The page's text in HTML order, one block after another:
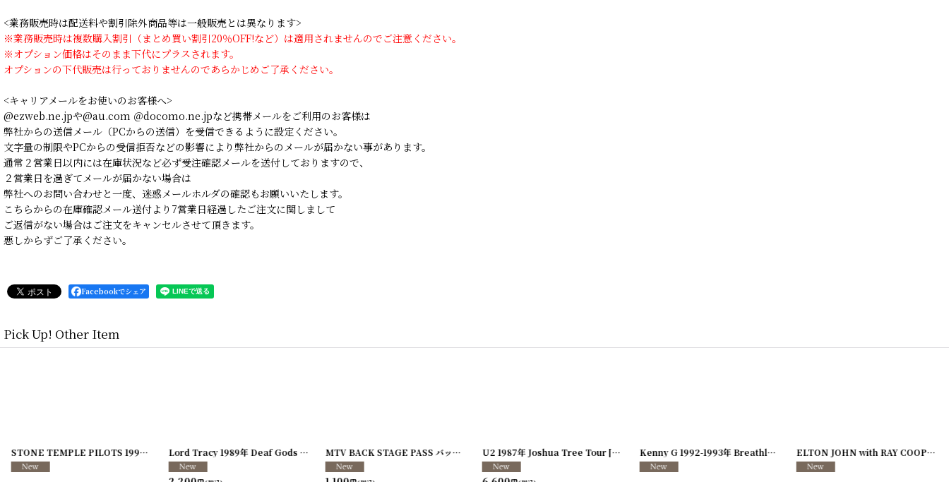
<業務販売時は配送料や割引除外商品等は一般販売とは異なります>
※業務販売時は複数購入割引（まとめ買い割引20％OFF!など）は適用されませんのでご注意ください。
※オプション価格はそのまま下代にプラスされます。
オプションの下代販売は行っておりませんのであらかじめご了承ください。
<キャリアメールをお使いのお客様へ>
@ezweb.ne.jpや@au.com ＠docomo.ne.jpなど携帯メールをご利用のお客様は
弊社からの送信メール（PCからの送信）を受信できるように設定ください。
文字量の制限やPCからの受信拒否などの影響により弊社からのメールが届かない事があります。
通常２営業日以内には在庫状況など必ず受注確認メールを送付しておりますので、
２営業日を過ぎてメールが届かない場合は
弊社へのお問い合わせと一度、迷惑メールホルダの確認もお願いいたします。
こちらからの在庫確認メール送付より7営業日経過したご注文に関しまして
ご返信がない場合はご注文をキャンセルさせて頂きます。
悪しからずご了承ください。
Facebookでシェア
Pick Up! Other Item
[250117-70] STONE TEMPLE PILOTS 1996-1997年 TOUR96/97 [241216-11] Lord Tracy 1989年 Deaf Gods of Babylon Tour [ 250117-80] MTV BACK STAGE PASS バックステージパス/スタッフパス [250213-26]
U2 1987年 Joshua Tree Tour[250726-08] Kenny G 1992-1993年 Breathless Tour [250117-127] ELTON JOHN with RAY COOPER 1995年 Evening Tour